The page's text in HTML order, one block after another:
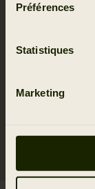
Préférences
Statistiques
Marketing